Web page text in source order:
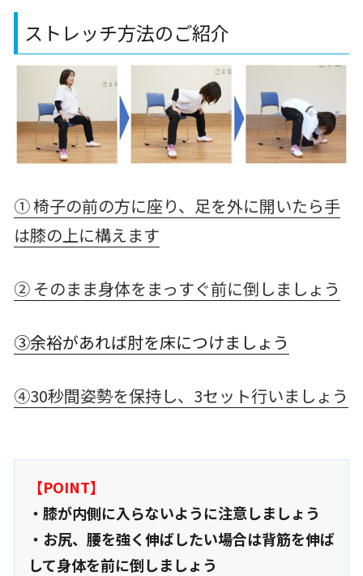
ストレッチ方法のご紹介
① 椅子の前の方に座り、足を外に開いたら手
は膝の上に構えます
② そのまま身体をまっすぐ前に倒しましょう
③余裕があれば肘を床につけましょう
④30秒間姿勢を保持し、3セット行いましょう
【POINT】
・膝が内側に入らないように注意しましょう
・お尻、腰を強く伸ばしたい場合は背筋を伸ば
して身体を前に倒しましょう